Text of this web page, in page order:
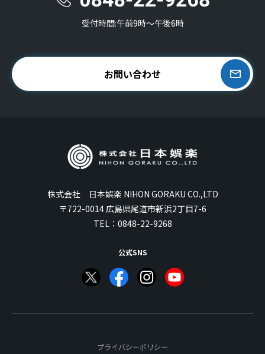
受付時間:午前9時〜午後6時
お問い合わせ
株式会社 日本娯楽 NIHON GORAKU CO.,LTD
〒722-0014 広島県尾道市新浜2丁目7-6
TEL： 0848-22-9268
公式SNS
プライバシーポリシー